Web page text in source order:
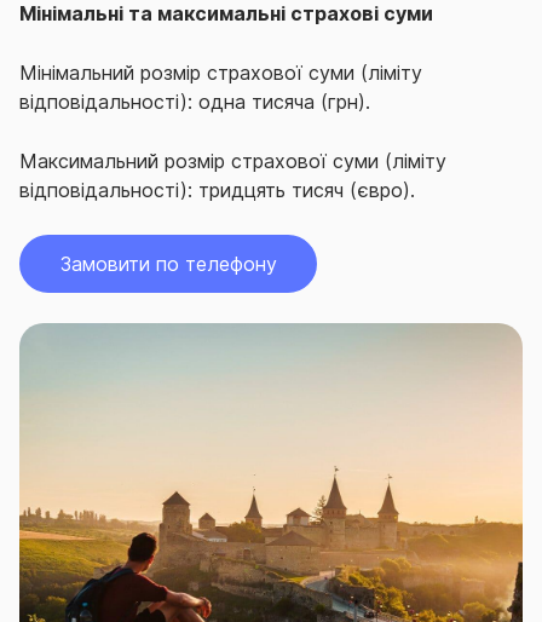
Мінімальні та максимальні страхові суми
Мінімальний розмір страхової суми (ліміту
відповідальності): одна тисяча (грн).
Максимальний розмір страхової суми (ліміту
відповідальності): тридцять тисяч (євро).
Замовити по телефону